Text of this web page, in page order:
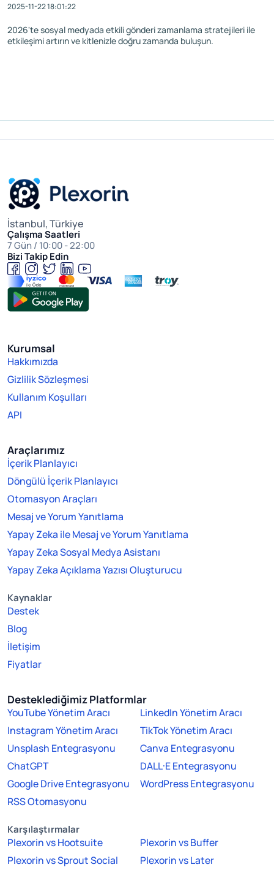
2025-11-22 18:01:22
2026'te sosyal medyada etkili gönderi zamanlama stratejileri ile
etkileşimi artırın ve kitlenizle doğru zamanda buluşun.
İstanbul, Türkiye
Çalışma Saatleri
7 Gün / 10:00 - 22:00
Bizi Takip Edin
Kurumsal
Hakkımızda
Gizlilik Sözleşmesi
Kullanım Koşulları
API
Araçlarımız
İçerik Planlayıcı
Döngülü İçerik Planlayıcı
Otomasyon Araçları
Mesaj ve Yorum Yanıtlama
Yapay Zeka ile Mesaj ve Yorum Yanıtlama
Yapay Zeka Sosyal Medya Asistanı
Yapay Zeka Açıklama Yazısı Oluşturucu
Kaynaklar
Destek
Blog
İletişim
Fiyatlar
Desteklediğimiz Platformlar
YouTube Yönetim Aracı
LinkedIn Yönetim Aracı
Instagram Yönetim Aracı
TikTok Yönetim Aracı
Unsplash Entegrasyonu
Canva Entegrasyonu
ChatGPT
DALL·E Entegrasyonu
Google Drive Entegrasyonu
WordPress Entegrasyonu
RSS Otomasyonu
Karşılaştırmalar
Plexorin vs Hootsuite
Plexorin vs Buffer
Plexorin vs Sprout Social
Plexorin vs Later